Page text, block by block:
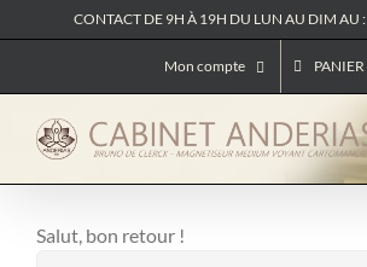
au
CONTACT DE 9H À 19H DU LUN AU DIM AU :
Mon compte PANIER
Salut, bon retour !